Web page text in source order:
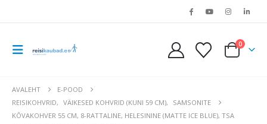
0
AVALEHT
E-POOD
REISIKOHVRID, VÄIKESED KOHVRID (KUNI 59 CM),
SAMSONITE
KÕVAKOHVER 55 CM, 8-RATTALINE, HELESININE (MATTE ICE BLUE), TSA